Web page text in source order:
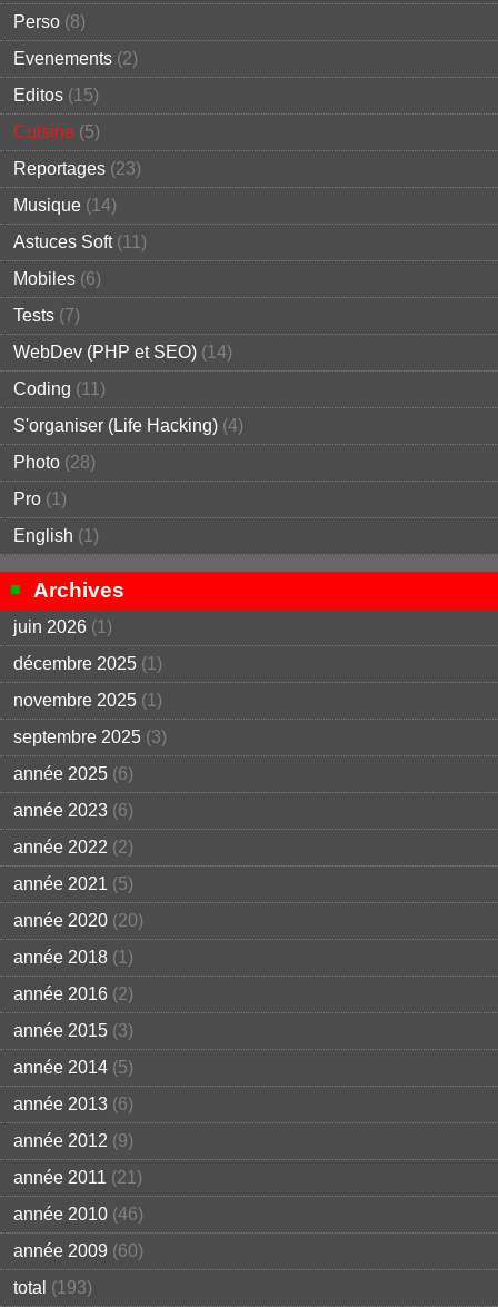
Perso (8)
Evenements (2)
Editos (15)
Cuisine (5)
Reportages (23)
Musique (14)
Astuces Soft(11)
Mobiles (6)
Tests (7)
WebDev (PHP et SEO) (14)
Coding (11)
S'organiser (Life Hacking) (4)
Photo (28)
Pro (1)
English (1)
Archives
juin 2026 (1)
décembre 2025 (1)
novembre 2025 (1)
septembre 2025 (3)
année 2025 (6)
année 2023 (6)
année 2022 (2)
année 2021 (5)
année 2020 (20)
année 2018 (1)
année 2016 (2)
année 2015 (3)
année 2014 (5)
année 2013 (6)
année 2012 (9)
année 2011 (21)
année 2010 (46)
année 2009 (60)
total (193)